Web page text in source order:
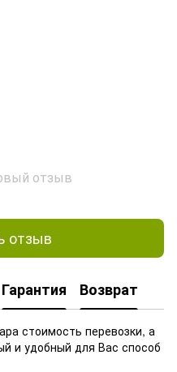
отзыв
отзыв
Гарантия Возврат
стоимость перевозки, а
и удобный для Вас способ